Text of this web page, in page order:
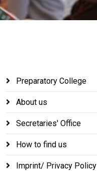
Preparatory College
About us
Secretaries' Office
How to find us
Imprint/ Privacy Policy